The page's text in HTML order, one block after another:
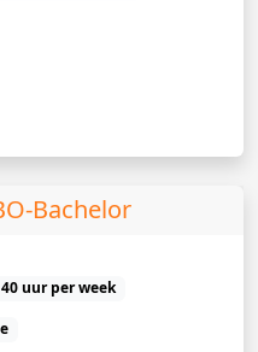
Bachelor
uur per week